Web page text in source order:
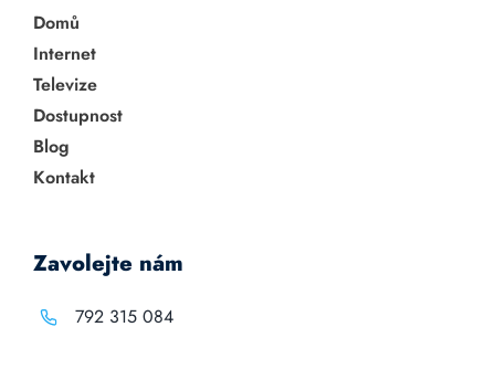
Domů
Internet
Televize
Dostupnost
Blog
Kontakt
Zavolejte nám
792 315 084